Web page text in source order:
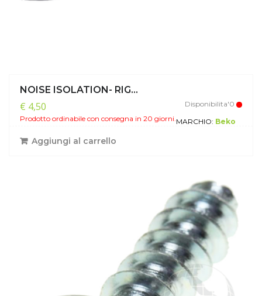
NOISE ISOLATION- RIG...
€ 4,50
Disponibilita'0
Prodotto ordinabile con consegna in 20 giorni.MARCHIO: Beko
Aggiungi al carrello